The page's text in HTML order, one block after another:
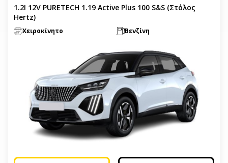
1.2I 12V PURETECH 1.19 Active Plus 100 S&S (Στόλος
Hertz)
Χειροκίνητο Βενζίνη